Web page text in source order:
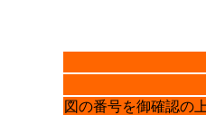
図の番号を御確認の